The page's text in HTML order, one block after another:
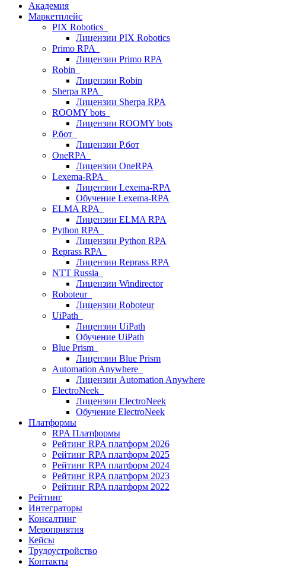
Академия
Маркетплейс
PIX Robotics
Лицензии PIX Robotics
Primo RPA
Лицензии Primo RPA
Robin
Лицензии Robin
Sherpa RPA
Лицензии Sherpa RPA
ROOMY bots
Лицензии ROOMY bots
Р.бот
Лицензии Р.бот
OneRPA
Лицензии OneRPA
Lexema-RPA
Лицензии Lexema-RPA
Обучение Lexema-RPA
ELMA RPA
Лицензии ELMA RPA
Python RPA
Лицензии Python RPA
Reprass RPA
Лицензии Reprass RPA
NTT Russia
Лицензии Windirector
Roboteur
Лицензии Roboteur
UiPath
Лицензии UiPath
Обучение UiPath
Blue Prism
Лицензии Blue Prism
Automation Anywhere
Лицензии Automation Anywhere
ElectroNeek
Лицензии ElectroNeek
Обучение ElectroNeek
Платформы
RPA Платформы
Рейтинг RPA платформ 2026
Рейтинг RPA платформ 2025
Рейтинг RPA платформ 2024
Рейтинг RPA платформ 2023
Рейтинг RPA платформ 2022
Рейтинг
Интеграторы
Консалтинг
Mероприятия
Кейсы
Трудоустройство
Контакты